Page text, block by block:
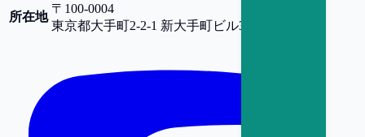
所在地
〒100-0004
東京都大手町2-2-1 新大手町ビル3階 0 Club